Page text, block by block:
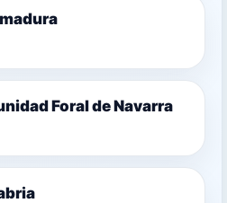
Foral de Navarra